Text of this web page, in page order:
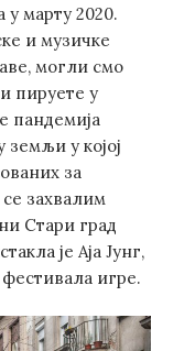
марту 2020.
и музичке
могли смо
пируете у
пандемија
земљи у којој
за
захвалим
Стари град
је Аја Јунг,
игре.